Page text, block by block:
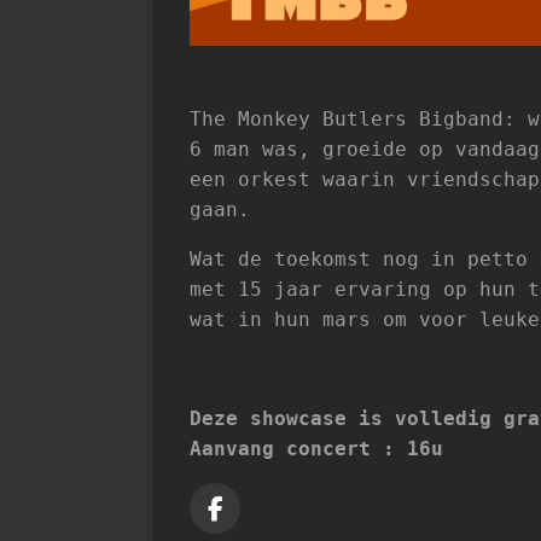
The Monkey Butlers Bigband:
6 man was, groeide op
een orkest waarin
gaan.
Wat de toekomst nog in
met 15 jaar ervaring op hun
wat in hun mars om voor
Deze showcase is volledig
Aanvang concert : 16u
F